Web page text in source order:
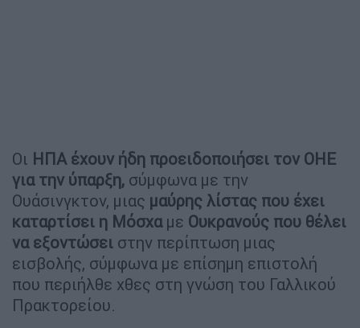
Οι ΗΠΑ έχουν ήδη προειδοποιήσει τον ΟΗΕ
για την ύπαρξη, σύμφωνα με την
Ουάσινγκτον, μιας μαύρης λίστας που έχει
καταρτίσει η Μόσχαμε Ουκρανούς που θέλει
να εξοντώσει στην περίπτωση μιας
εισβολής, σύμφωνα με επίσημη επιστολή
που περιήλθε χθες στη γνώση του Γαλλικού
Πρακτορείου.